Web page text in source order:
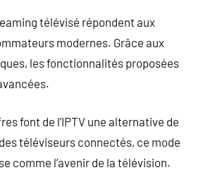
télévisé répondent aux
modernes. Grâce aux
les fonctionnalités proposées
font de l’IPTV une alternative de
téléviseurs connectés, ce mode
comme l’avenir de la télévision.